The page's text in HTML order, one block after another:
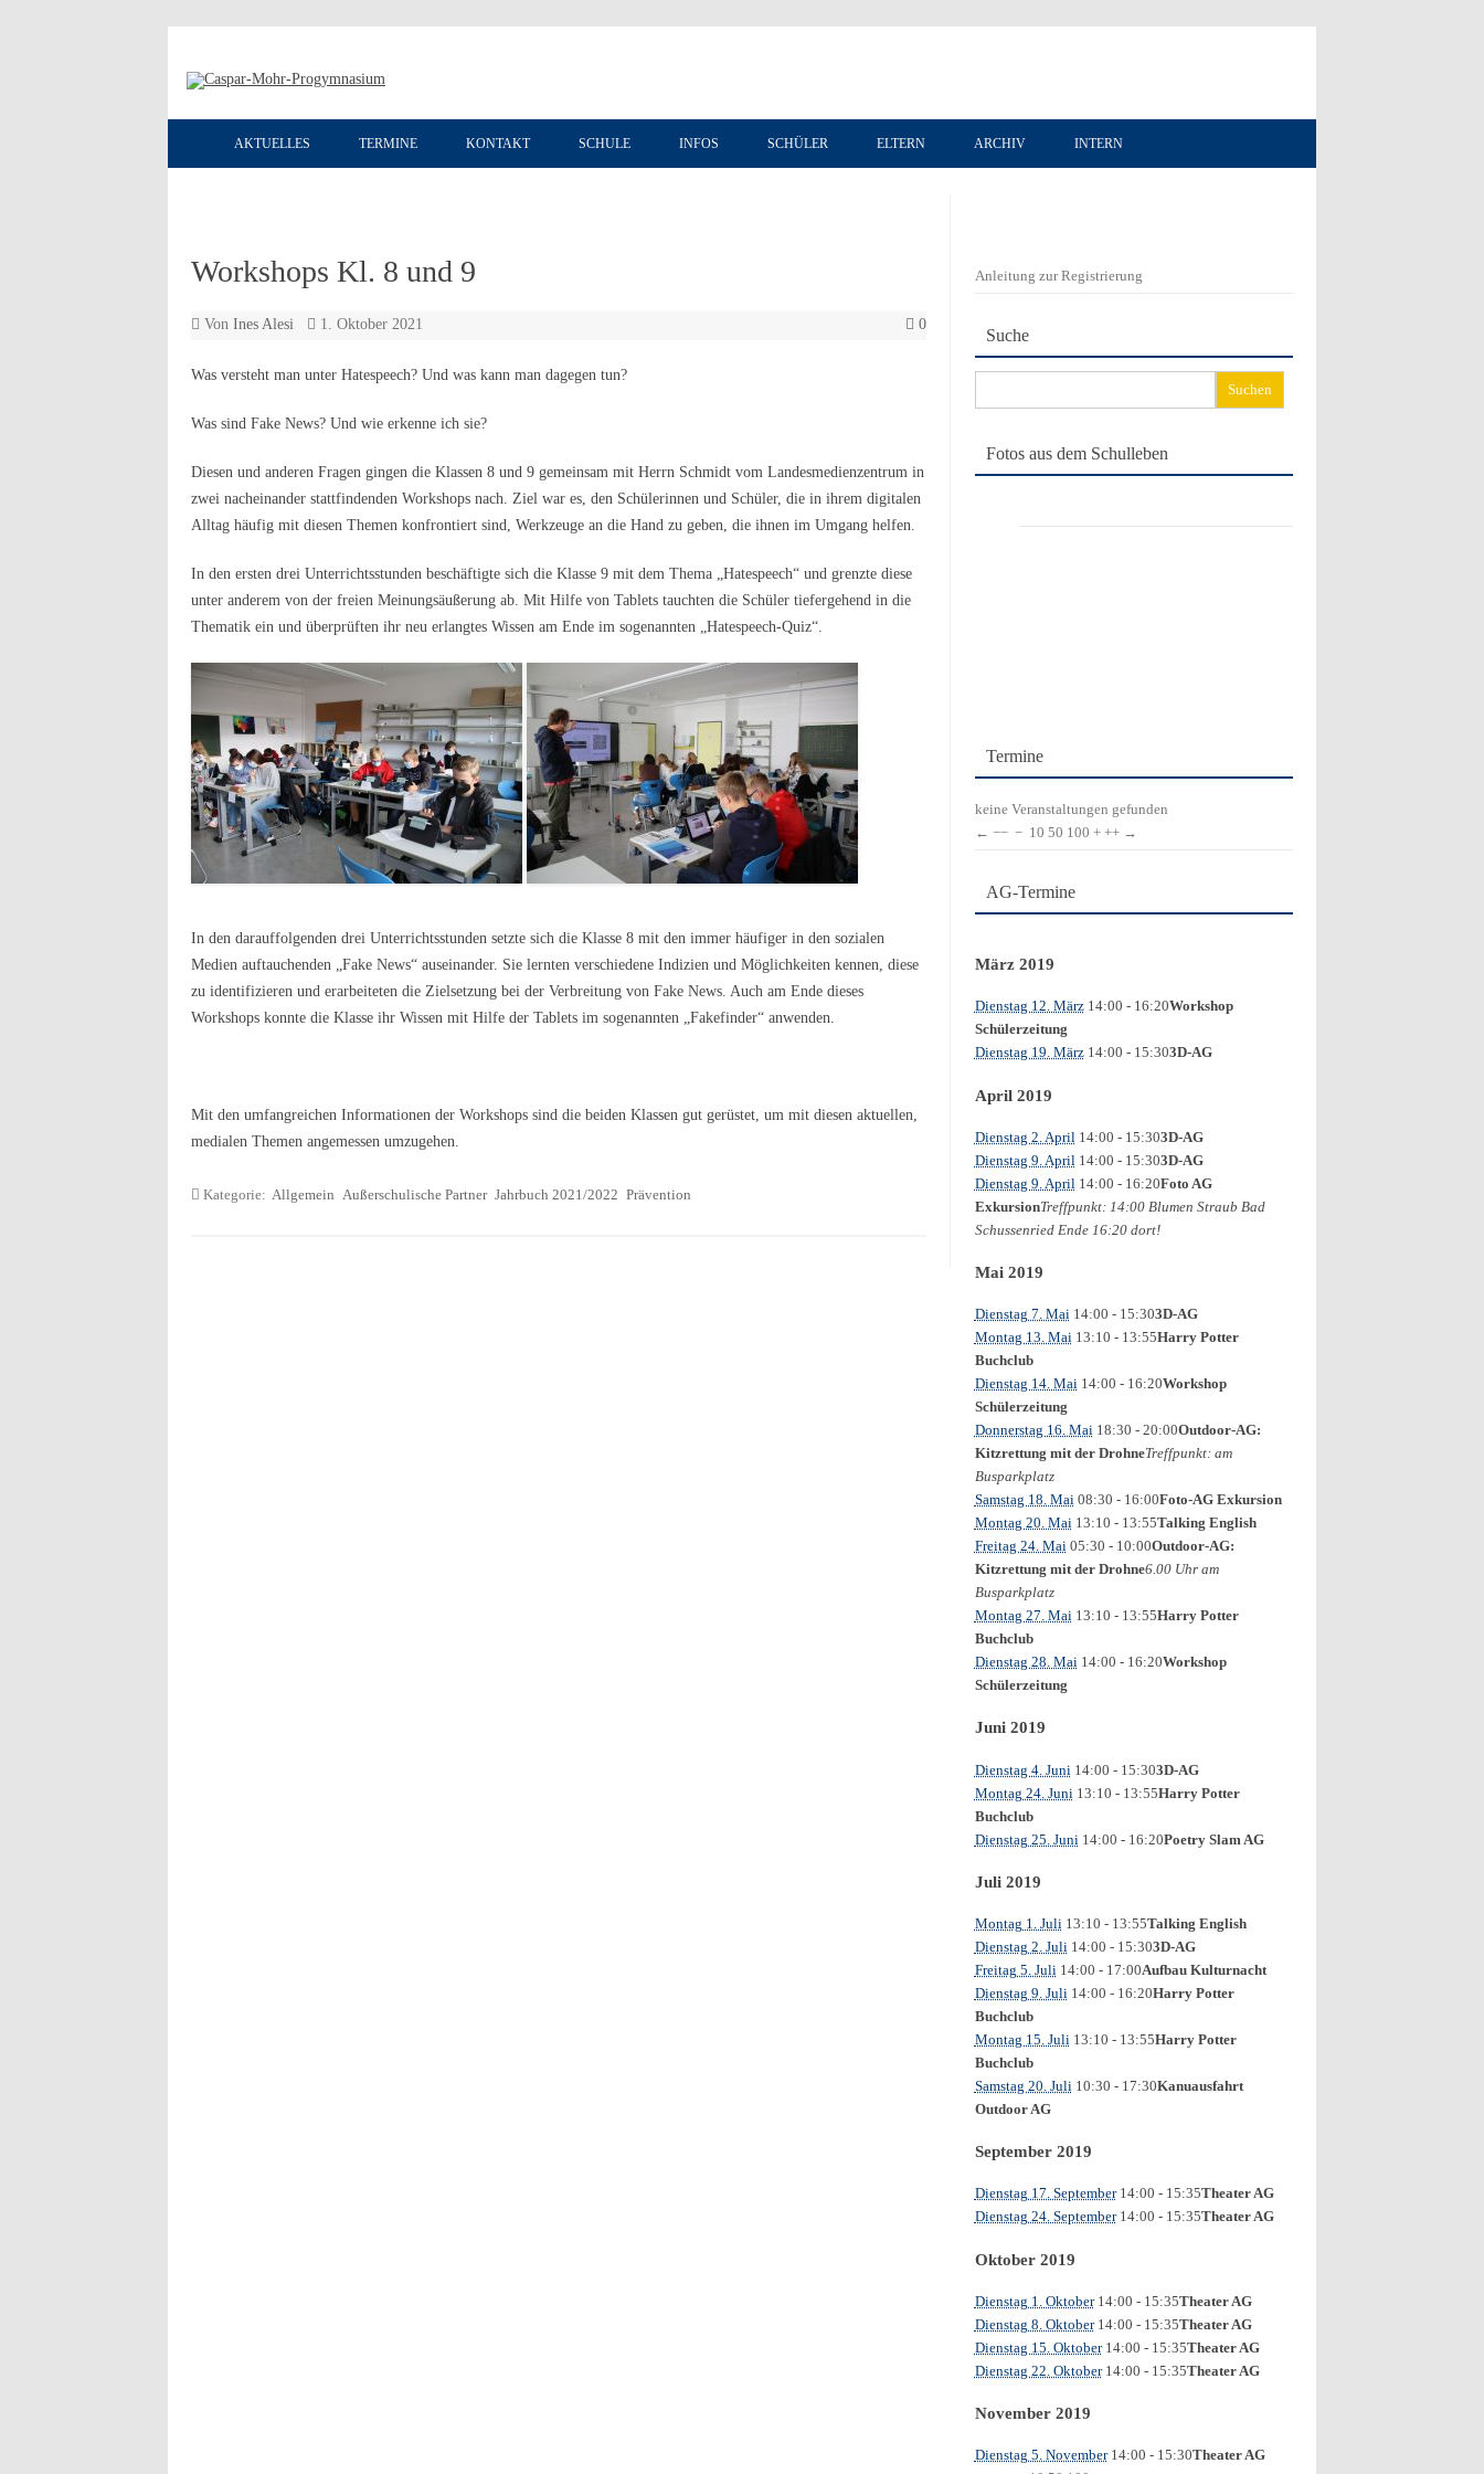
AKTUELLES TERMINE KONTAKT SCHULE INFOS SCHÜLER ELTERN ARCHIV INTERN
Workshops Kl. 8 und 9
Von Ines Alesi 1. Oktober 2021 0
Was versteht man unter Hatespeech? Und was kann man dagegen tun?
Was sind Fake News? Und wie erkenne ich sie?
Diesen und anderen Fragen gingen die Klassen 8 und 9 gemeinsam mit Herrn Schmidt vom Landesmedienzentrum in
zwei nacheinander stattfindenden Workshops nach. Ziel war es, den Schülerinnen und Schüler, die in ihrem digitalen
Alltag häufig mit diesen Themen konfrontiert sind, Werkzeuge an die Hand zu geben, die ihnen im Umgang helfen.
In den ersten drei Unterrichtsstunden beschäftigte sich die Klasse 9 mit dem Thema „Hatespeech“ und grenzte diese
unter anderem von der freien Meinungsäußerung ab. Mit Hilfe von Tablets tauchten die Schüler tiefergehend in die
Thematik ein und überprüften ihr neu erlangtes Wissen am Ende im sogenannten „Hatespeech-Quiz“.
In den darauffolgenden drei Unterrichtsstunden setzte sich die Klasse 8 mit den immer häufiger in den sozialen
Medien auftauchenden „Fake News“ auseinander. Sie lernten verschiedene Indizien und Möglichkeiten kennen, diese
zu identifizieren und erarbeiteten die Zielsetzung bei der Verbreitung von Fake News. Auch am Ende dieses
Workshops konnte die Klasse ihr Wissen mit Hilfe der Tablets im sogenannten „Fakefinder“ anwenden.
Mit den umfangreichen Informationen der Workshops sind die beiden Klassen gut gerüstet, um mit diesen aktuellen,
medialen Themen angemessen umzugehen.
Kategorie: Allgemein Außerschulische Partner Jahrbuch 2021/2022 Prävention
Anleitung zur Registrierung
Suche
nach:
Fotos aus dem Schulleben
Termine
keine Veranstaltungen gefunden
← −− − 10 50 100 + ++ →
AG-Termine
März 2019
Dienstag 12. März14:00 - 16:20Workshop
Schülerzeitung
Dienstag 19. März14:00 - 15:303D-AG
April 2019
Dienstag 2. April 14:00 - 15:303D-AG
Dienstag 9. April 14:00 - 15:303D-AG
Dienstag 9. April 14:00 - 16:20Foto AG
ExkursionTreffpunkt: 14:00 Blumen Straub Bad
Schussenried Ende 16:20 dort!
Mai 2019
Dienstag 7. Mai14:00 - 15:303D-AG
Montag 13. Mai13:10 - 13:55Harry Potter
Buchclub
Dienstag 14. Mai14:00 - 16:20Workshop
Schülerzeitung
Donnerstag 16. Mai18:30 - 20:00Outdoor-AG:
Kitzrettung mit der DrohneTreffpunkt: am
Busparkplatz
Samstag 18. Mai08:30 - 16:00Foto-AG Exkursion
Montag 20. Mai13:10 - 13:55Talking English
Freitag 24. Mai05:30 - 10:00Outdoor-AG:
Kitzrettung mit der Drohne6.00 Uhr am
Busparkplatz
Montag 27. Mai13:10 - 13:55Harry Potter
Buchclub
Dienstag 28. Mai14:00 - 16:20Workshop
Schülerzeitung
Juni 2019
Dienstag 4. Juni 14:00 - 15:303D-AG
Montag 24. Juni 13:10 - 13:55Harry Potter
Buchclub
Dienstag 25. Juni 14:00 - 16:20Poetry Slam AG
Juli 2019
Montag 1. Juli13:10 - 13:55Talking English
Dienstag 2. Juli14:00 - 15:303D-AG
Freitag 5. Juli14:00 - 17:00Aufbau Kulturnacht
Dienstag 9. Juli14:00 - 16:20Harry Potter
Buchclub
Montag 15. Juli13:10 - 13:55Harry Potter
Buchclub
Samstag 20. Juli10:30 - 17:30Kanuausfahrt
Outdoor AG
September 2019
Dienstag 17. September14:00 - 15:35Theater AG
Dienstag 24. September14:00 - 15:35Theater AG
Oktober 2019
Dienstag 1. Oktober14:00 - 15:35Theater AG
Dienstag 8. Oktober14:00 - 15:35Theater AG
Dienstag 15. Oktober14:00 - 15:35Theater AG
Dienstag 22. Oktober14:00 - 15:35Theater AG
November 2019
Dienstag 5. November14:00 - 15:30Theater AG